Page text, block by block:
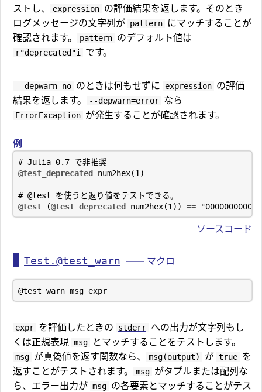
ストし、
expression の評価結果を返します。そのとき
ログメッセージの文字列が pattern
にマッチすることが
確認されます。
pattern のデフォルト値は
r"deprecated"i です。
--depwarn=no のときは何もせずに expression の評価
結果を返します。
--depwarn=error なら
ErrorExcaption が発生することが確認されます。
例
# Julia 0.7 で非推奨
@test_deprecated num2hex(1 )
# @test を使うと返り値をテストできる。
@test
(@test_deprecated num2hex(1 )) ==
ソースコード
Test.@test_warn ── マクロ
expr を評価したときの stderr への出力が文字列もし
くは正規表現 msg とマッチすることをテストします。
msg が真偽値を返す関数なら、 msg(output) が true を
返すことがテストされます。
msg がタプルまたは配列な
ら、エラー出力が msg の各要素とマッチすることがテス